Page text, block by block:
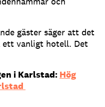
gäster säger att det
ett vanligt hotell. Det
i Karlstad: Hög